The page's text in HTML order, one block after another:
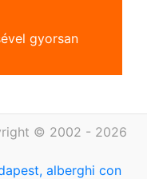
gyorsan
© 2002 - 2026
alberghi con